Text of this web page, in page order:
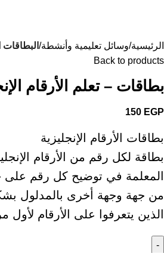
الرئيسية وسائل تعليمية وأنشطة البطاقات
Back to products
بطاقات – تعلم الأرقام
150 EGP
بطاقات الأرقام الإنجليزية
بطاقة لكل رقم من الأرقام
المعلمة في توضيح كل رقم على
من جهة وجهة أخرى بالمدلول
الذين يتعرفوا على الأرقام لأول